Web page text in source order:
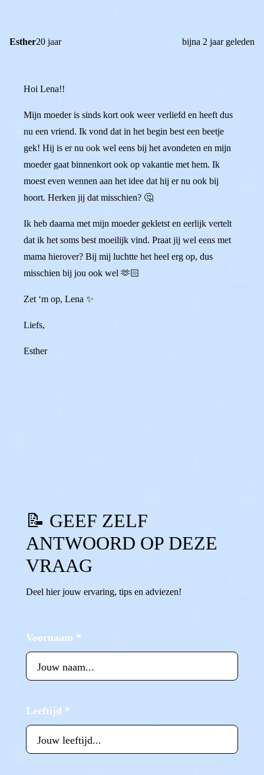
Esther20 jaar bijna 2 jaar geleden
Hoi Lena!!
Mijn moeder is sinds kort ook weer verliefd en heeft dus
nu een vriend. Ik vond dat in het begin best een beetje
gek! Hij is er nu ook wel eens bij het avondeten en mijn
moeder gaat binnenkort ook op vakantie met hem. Ik
moest even wennen aan het idee dat hij er nu ook bij
hoort. Herken jij dat misschien? 🤔
Ik heb daarna met mijn moeder gekletst en eerlijk vertelt
dat ik het soms best moeilijk vind. Praat jij wel eens met
mama hierover? Bij mij luchtte het heel erg op, dus
misschien bij jou ook wel 🫶🏻
Zet ‘m op, Lena ✨
Liefs,
Esther
📝 GEEF ZELF
ANTWOORD OP DEZE
VRAAG
Deel hier jouw ervaring, tips en adviezen!
Voornaam *
Leeftijd *